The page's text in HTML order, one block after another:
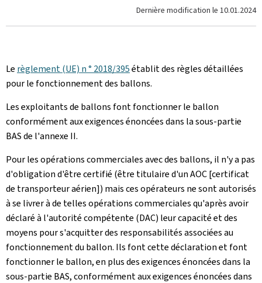
Dernière modification le 10.01.2024
Le règlement (UE) n ° 2018/395établit des règles détaillées
pour le fonctionnement des ballons.
Les exploitants de ballons font fonctionner le ballon
conformément aux exigences énoncées dans la sous-partie
BAS de l'annexe II.
Pour les opérations commerciales avec des ballons, il n'y a pas
d'obligation d'être certifié (être titulaire d'un AOC [certificat
de transporteur aérien]) mais ces opérateurs ne sont autorisés
à se livrer à de telles opérations commerciales qu'après avoir
déclaré à l'autorité compétente (DAC) leur capacité et des
moyens pour s'acquitter des responsabilités associées au
fonctionnement du ballon. Ils font cette déclaration et font
fonctionner le ballon, en plus des exigences énoncées dans la
sous-partie BAS, conformément aux exigences énoncées dans